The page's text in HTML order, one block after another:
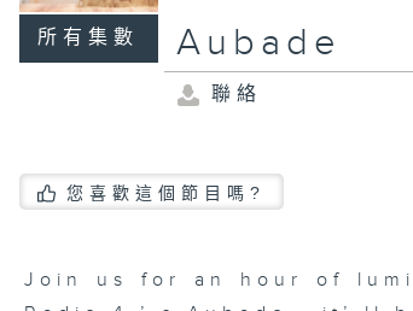
所有集數 Aubade
聯絡
您喜歡這個節目嗎?
Join us for an hour of